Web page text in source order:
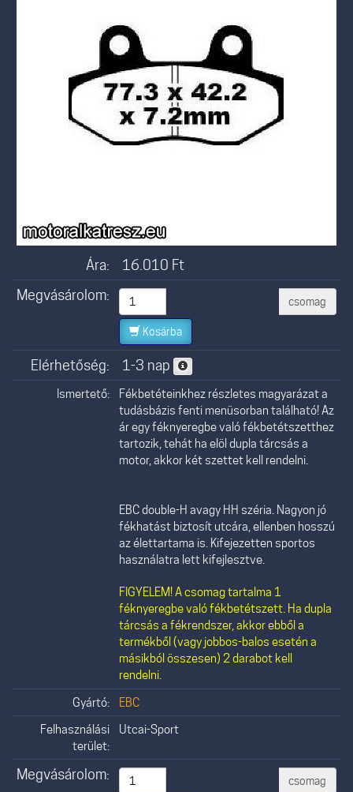
Ára: 16.010 Ft
Megvásárolom:
csomag
Kosárba
Elérhetőség: 1-3 nap
Ismertető:
Fékbetéteinkhez részletes magyarázat a
tudásbázis fenti menüsorban található! Az
ár egy féknyeregbe való fékbetétszetthez
tartozik, tehát ha elöl dupla tárcsás a
motor, akkor két szettet kell rendelni.
EBC double-H avagy HH széria. Nagyon jó
fékhatást biztosít utcára, ellenben hosszú
az élettartama is. Kifejezetten sportos
használatra lett kifejlesztve.
FIGYELEM! A csomag tartalma 1
féknyeregbe való fékbetétszett. Ha dupla
tárcsás a fékrendszer, akkor ebből a
termékből (vagy jobbos-balos esetén a
másikból összesen) 2 darabot kell
rendelni.
Gyártó:
EBC
Felhasználási
terület:
Utcai-Sport
Megvásárolom: csomag